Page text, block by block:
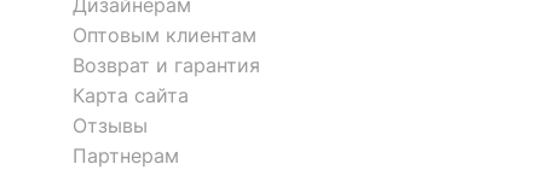
Дизайнерам
Оптовым клиентам
Возврат и гарантия
Карта сайта
Отзывы
Партнерам